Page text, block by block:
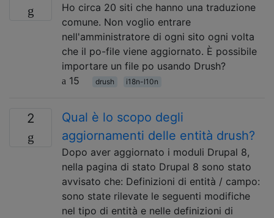
Ho circa 20 siti che hanno una traduzione
comune. Non voglio entrare
nell'amministratore di ogni sito ogni volta
che il po-file viene aggiornato. È possibile
importare un file po usando Drush?
15
drush i18n-l10n
2
Qual è lo scopo degli
aggiornamenti delle entità drush?
Dopo aver aggiornato i moduli Drupal 8,
nella pagina di stato Drupal 8 sono stato
avvisato che: Definizioni di entità / campo:
sono state rilevate le seguenti modifiche
nel tipo di entità e nelle definizioni di